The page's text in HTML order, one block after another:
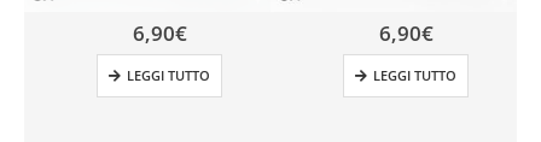
6,90€
LEGGI TUTTO
6,90€
LEGGI TUTTO